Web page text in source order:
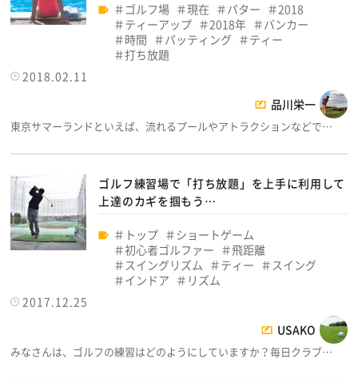
ゴルフ場 現在 パター
2018
ティーアップ
2018年
バンカー
時間
パッティング
ティー
打ち放題
2018.02.11
品川栄一
東京サマーランドといえば、流れるプールやアトラクションなどで…
ゴルフ練習場で「打ち放題」を上手に利用して
上達のカギを掴もう…
トップ
ショートゲーム
初心者ゴルファー
飛距離
スイングリズム
ティー
スイング
インドア
リズム
2017.12.25
USAKO
みなさんは、ゴルフの練習はどのようにしていますか？毎日クラブ…